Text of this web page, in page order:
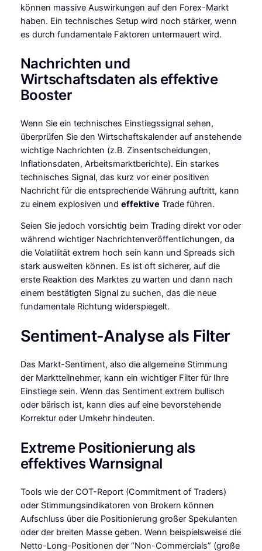
können massive Auswirkungen auf den Forex-Markt
haben. Ein technisches Setup wird noch stärker, wenn
es durch fundamentale Faktoren untermauert wird.
Nachrichten und
Wirtschaftsdaten als effektive
Booster
Wenn Sie ein technisches Einstiegssignal sehen,
überprüfen Sie den Wirtschaftskalender auf anstehende
wichtige Nachrichten (z.B. Zinsentscheidungen,
Inflationsdaten, Arbeitsmarktberichte). Ein starkes
technisches Signal, das kurz vor einer positiven
Nachricht für die entsprechende Währung auftritt, kann
zu einem explosiven und effektive Trade führen.
Seien Sie jedoch vorsichtig beim Trading direkt vor oder
während wichtiger Nachrichtenveröffentlichungen, da
die Volatilität extrem hoch sein kann und Spreads sich
stark ausweiten können. Es ist oft sicherer, auf die
erste Reaktion des Marktes zu warten und dann nach
einem bestätigten Signal zu suchen, das die neue
fundamentale Richtung widerspiegelt.
Sentiment-Analyse als Filter
Das Markt-Sentiment, also die allgemeine Stimmung
der Marktteilnehmer, kann ein wichtiger Filter für Ihre
Einstiege sein. Wenn das Sentiment extrem bullisch
oder bärisch ist, kann dies auf eine bevorstehende
Korrektur oder Umkehr hindeuten.
Extreme Positionierung als
effektives Warnsignal
Tools wie der COT-Report (Commitment of Traders)
oder Stimmungsindikatoren von Brokern können
Aufschluss über die Positionierung großer Spekulanten
oder der breiten Masse geben. Wenn beispielsweise die
Netto-Long-Positionen der “Non-Commercials” (große